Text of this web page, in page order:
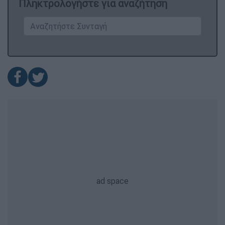
Πληκτρολογήστε για αναζήτηση